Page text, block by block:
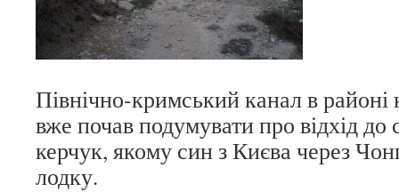
Північно-кримський канал в районі
вже почав подумувати про відхід до
керчук, якому син з Києва через
лодку.